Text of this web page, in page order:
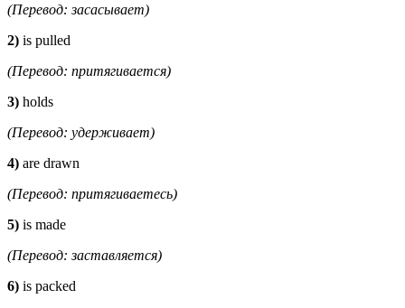
(Перевод: засасывает)
2) is pulled
(Перевод: притягивается)
3) holds
(Перевод: удерживает)
4) are drawn
(Перевод: притягиваетесь)
5) is made
(Перевод: заставляется)
6) is packed